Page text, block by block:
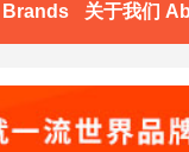
Brands